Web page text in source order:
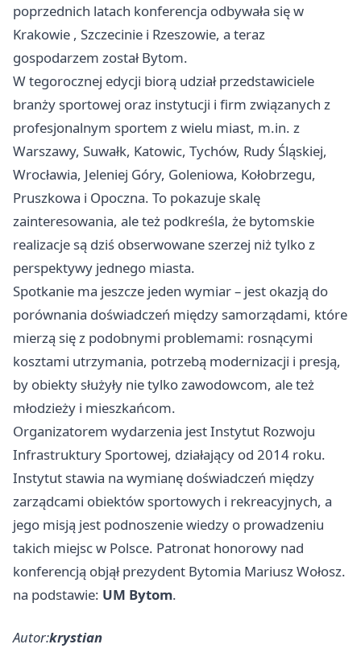
poprzednich latach konferencja odbywała się w
Krakowie , Szczecinie i Rzeszowie, a teraz
gospodarzem został Bytom.
W tegorocznej edycji biorą udział przedstawiciele
branży sportowej oraz instytucji i firm związanych z
profesjonalnym sportem z wielu miast, m.in. z
Warszawy, Suwałk, Katowic, Tychów, Rudy Śląskiej,
Wrocławia, Jeleniej Góry, Goleniowa, Kołobrzegu,
Pruszkowa i Opoczna. To pokazuje skalę
zainteresowania, ale też podkreśla, że bytomskie
realizacje są dziś obserwowane szerzej niż tylko z
perspektywy jednego miasta.
Spotkanie ma jeszcze jeden wymiar – jest okazją do
porównania doświadczeń między samorządami, które
mierzą się z podobnymi problemami: rosnącymi
kosztami utrzymania, potrzebą modernizacji i presją,
by obiekty służyły nie tylko zawodowcom, ale też
młodzieży i mieszkańcom.
Organizatorem wydarzenia jest Instytut Rozwoju
Infrastruktury Sportowej, działający od 2014 roku.
Instytut stawia na wymianę doświadczeń między
zarządcami obiektów sportowych i rekreacyjnych, a
jego misją jest podnoszenie wiedzy o prowadzeniu
takich miejsc w Polsce. Patronat honorowy nad
konferencją objął prezydent Bytomia Mariusz Wołosz.
na podstawie: UM Bytom.
Autor:krystian